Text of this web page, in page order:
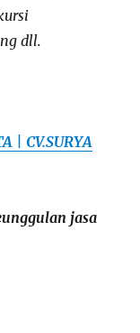
dll.
| CV.SURYA
jasa